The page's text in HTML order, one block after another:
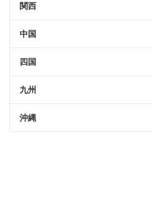
関西
中国
四国
九州
沖縄